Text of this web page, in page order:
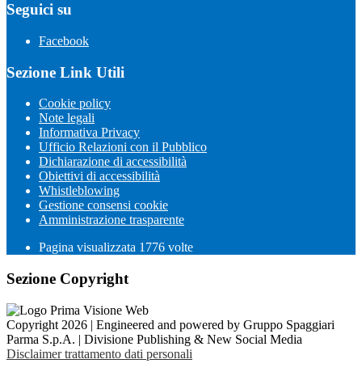
Seguici su
Facebook
Sezione Link Utili
Cookie policy
Note legali
Informativa Privacy
Ufficio Relazioni con il Pubblico
Dichiarazione di accessibilità
Obiettivi di accessibilità
Whistleblowing
Gestione consensi cookie
Amministrazione trasparente
Pagina visualizzata 1776 volte
Sezione Copyright
Copyright 2026 | Engineered and powered by Gruppo Spaggiari
Parma S.p.A. | Divisione Publishing & New Social Media
Disclaimer trattamento dati personali